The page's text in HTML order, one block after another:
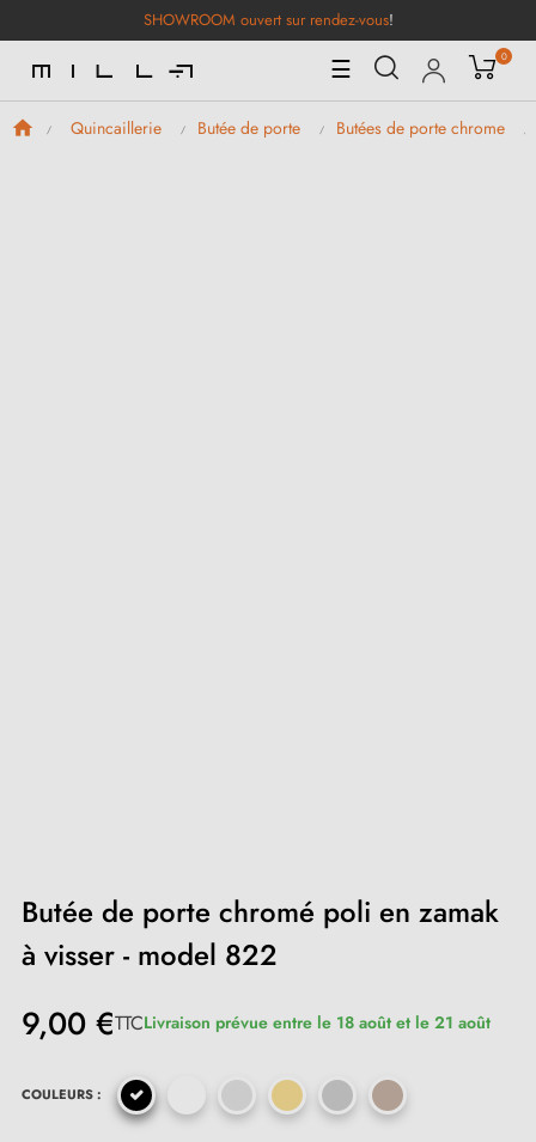
SHOWROOM ouvert sur rendez-vous!
Basculer
la
navigation
☰ 0
Quincaillerie Butée de porte Butées de porte chrome
Butée de porte chromé poli en zamak
à visser - model 822
9,00 €TTCLivraison prévue entre le 18 août et le 21 août
COULEURS :